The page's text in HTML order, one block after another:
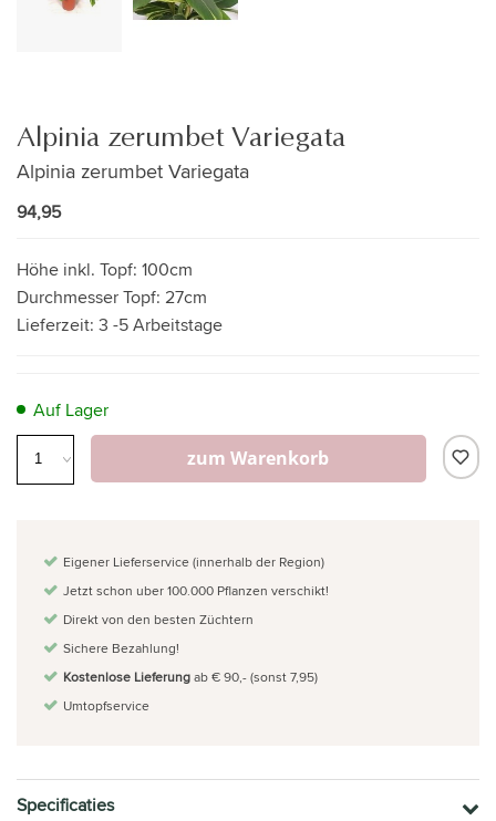
Alpinia zerumbet Variegata
Alpinia zerumbet Variegata
94,95
Höhe inkl. Topf: 100cm
Durchmesser Topf: 27cm
Lieferzeit: 3 -5 Arbeitstage
Auf Lager
zum Warenkorb
Eigener Lieferservice (innerhalb der Region)
Jetzt schon uber 100.000 Pflanzen verschikt!
Direkt von den besten Züchtern
Sichere Bezahlung!
Kostenlose Lieferungab € 90,- (sonst 7,95)
Umtopfservice
Specificaties